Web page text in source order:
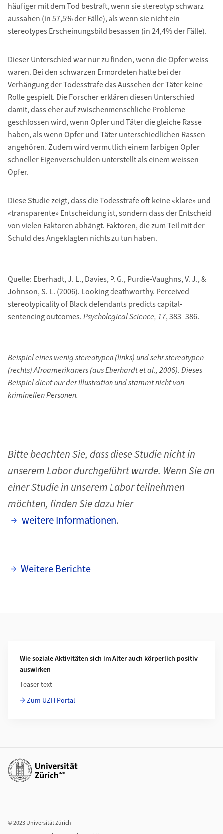
häufiger mit dem Tod bestraft, wenn sie stereotyp schwarz
aussahen (in 57,5% der Fälle), als wenn sie nicht ein
stereotypes Erscheinungsbild besassen (in 24,4% der Fälle).
Dieser Unterschied war nur zu finden, wenn die Opfer weiss
waren. Bei den schwarzen Ermordeten hatte bei der
Verhängung der Todesstrafe das Aussehen der Täter keine
Rolle gespielt. Die Forscher erklären diesen Unterschied
damit, dass eher auf zwischenmenschliche Probleme
geschlossen wird, wenn Opfer und Täter die gleiche Rasse
haben, als wenn Opfer und Täter unterschiedlichen Rassen
angehören. Zudem wird vermutlich einem farbigen Opfer
schneller Eigenverschulden unterstellt als einem weissen
Opfer.
Diese Studie zeigt, dass die Todesstrafe oft keine «klare» und
«transparente» Entscheidung ist, sondern dass der Entscheid
von vielen Faktoren abhängt. Faktoren, die zum Teil mit der
Schuld des Angeklagten nichts zu tun haben.
Quelle: Eberhadt, J. L., Davies, P. G., Purdie-Vaughns, V. J., &
Johnson, S. L. (2006). Looking deathworthy. Perceived
stereotypicality of Black defendants predicts capital-
sentencing outcomes.Psychological Science, 17, 383–386.
Beispiel eines wenig stereotypen (links) und sehr stereotypen
(rechts) Afroamerikaners (aus Eberhardt et al., 2006). Dieses
Beispiel dient nur der Illustration und stammt nicht von
kriminellen Personen.
Bitte beachten Sie, dass diese Studie nicht in
unserem Labor durchgeführt wurde. Wenn Sie an
einer Studie in unserem Labor teilnehmen
möchten, finden Sie dazu hier
weitere Informationen.
Weitere Berichte
Wie soziale Aktivitäten sich im Alter auch körperlich positiv
auswirken
Teaser text
Zum UZH Portal
Weiterführende Links
© 2023 Universität Zürich